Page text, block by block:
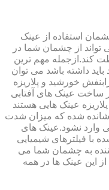
استفاده از عینک
تواند از چشمان شما در
کند.ازجمله مهم ترین
داشته باشد می توان
فرابنفش خورشید و پلاریزه
ساخت عینک های آفتابی
عینک هایی هستند
شده که میزان شدت
وارد نشود.عینک های
با فیلترهای شیمیایی
به چشمان شما می
از این عینک ها در همه